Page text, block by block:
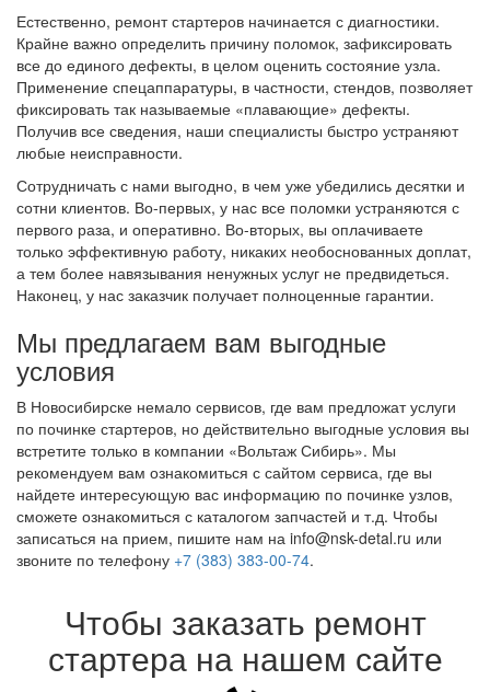
Естественно, ремонт стартеров начинается с диагностики.
Крайне важно определить причину поломок, зафиксировать
все до единого дефекты, в целом оценить состояние узла.
Применение спецаппаратуры, в частности, стендов, позволяет
фиксировать так называемые «плавающие» дефекты.
Получив все сведения, наши специалисты быстро устраняют
любые неисправности.
Сотрудничать с нами выгодно, в чем уже убедились десятки и
сотни клиентов. Во-первых, у нас все поломки устраняются с
первого раза, и оперативно. Во-вторых, вы оплачиваете
только эффективную работу, никаких необоснованных доплат,
а тем более навязывания ненужных услуг не предвидеться.
Наконец, у нас заказчик получает полноценные гарантии.
Мы предлагаем вам выгодные
условия
В Новосибирске немало сервисов, где вам предложат услуги
по починке стартеров, но действительно выгодные условия вы
встретите только в компании «Вольтаж Сибирь». Мы
рекомендуем вам ознакомиться с сайтом сервиса, где вы
найдете интересующую вас информацию по починке узлов,
сможете ознакомиться с каталогом запчастей и т.д. Чтобы
записаться на прием, пишите нам на info@nsk-detal.ru или
звоните по телефону +7 (383) 383-00-74.
Чтобы заказать ремонт
стартера на нашем сайте